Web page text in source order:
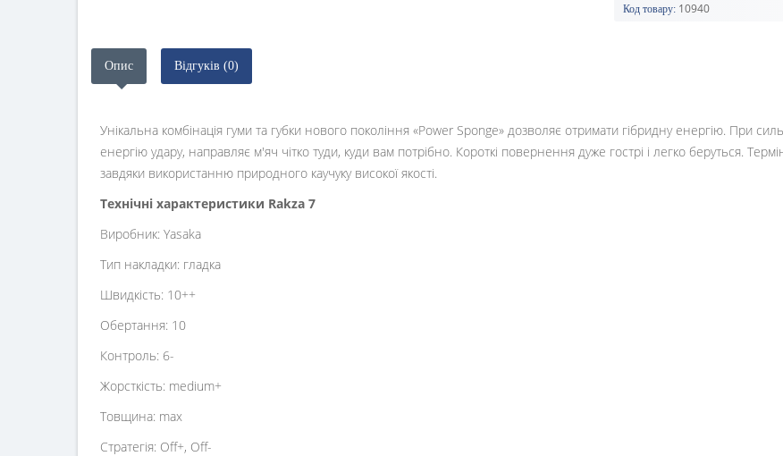
Код товару: 10940
Опис Відгуків (0)
Унікальна комбінація гуми та губки нового покоління «Power Sponge» дозволяє отримати гібридну енергію. При
енергію удару, направляє м'яч чітко туди, куди вам потрібно. Короткі повернення дуже гострі і легко беруться.
завдяки використанню природного каучуку високої якості.
Технічні характеристики Rakza 7
Виробник: Yasaka
Тип накладки: гладка
Швидкість: 10++
Обертання: 10
Контроль: 6-
Жорсткість: medium+
Товщина: max
Стратегія: Off+, Off-